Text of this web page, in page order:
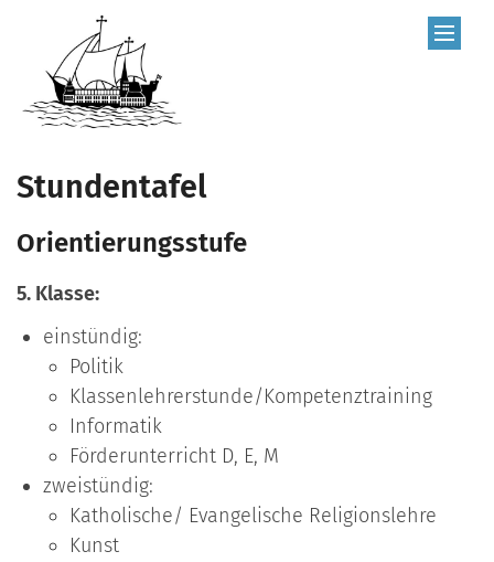
Zum Inhalt springen
Stundentafel
Orientierungsstufe
5. Klasse:
einstündig:
Politik
Klassenlehrerstunde/Kompetenztraining
Informatik
Förderunterricht D, E, M
zweistündig:
Katholische/ Evangelische Religionslehre
Kunst